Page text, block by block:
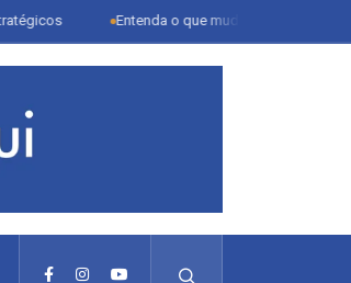
Entenda o que muda com a nova Lei do Frete